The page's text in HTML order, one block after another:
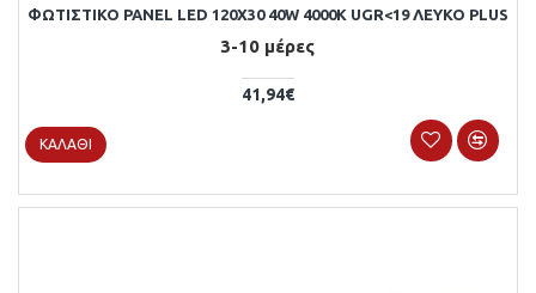
ΦΩΤΙΣΤΙΚΟ PANEL LED 120X30 40W 4000Κ UGR<19 ΛΕΥΚΟ PLUS
3-10 μέρες
41,94€
ΚΑΛΆΘΙ